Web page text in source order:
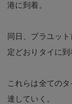
港に到着。
同日、プラユッ
定どおりタイに到
これらは全ての
達していく。